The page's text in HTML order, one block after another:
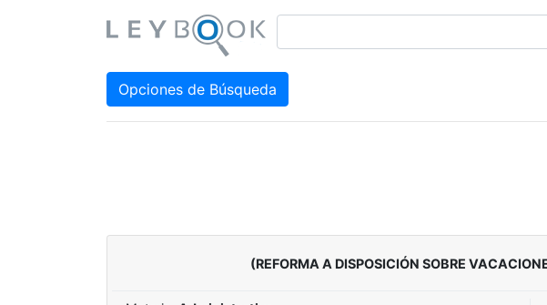
Opciones de Búsqueda
(REFORMA A DISPOSICIÓN SOBRE